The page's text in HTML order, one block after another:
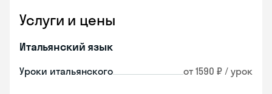
Услуги и цены
Итальянский язык
Уроки итальянского от 1590 ₽ / урок